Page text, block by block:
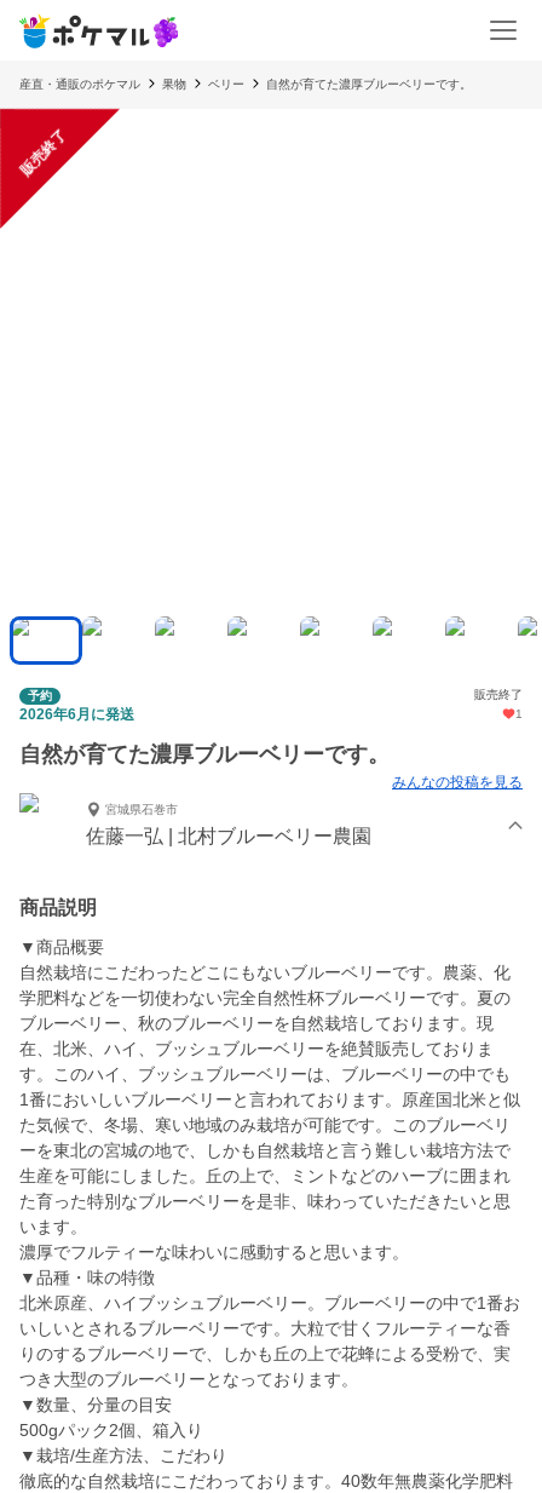
産直・通販のポケマル 果物 ベリー 自然が育てた濃厚ブルーベリーです。
販売終了
予約 販売終了
2026年6月に発送 1
自然が育てた濃厚ブルーベリーです。
みんなの投稿を見る
宮城県石巻市
佐藤一弘 | 北村ブルーベリー農園
商品説明
▼商品概要
自然栽培にこだわったどこにもないブルーベリーです。農薬、化
学肥料などを一切使わない完全自然性杯ブルーベリーです。夏の
ブルーベリー、秋のブルーベリーを自然栽培しております。現
在、北米、ハイ、ブッシュブルーベリーを絶賛販売しておりま
す。このハイ、ブッシュブルーベリーは、ブルーベリーの中でも
1番においしいブルーベリーと言われております。原産国北米と似
た気候で、冬場、寒い地域のみ栽培が可能です。このブルーベリ
ーを東北の宮城の地で、しかも自然栽培と言う難しい栽培方法で
生産を可能にしました。丘の上で、ミントなどのハーブに囲まれ
た育った特別なブルーベリーを是非、味わっていただきたいと思
います。
濃厚でフルティーな味わいに感動すると思います。
▼品種・味の特徴
北米原産、ハイブッシュブルーベリー。ブルーベリーの中で1番お
いしいとされるブルーベリーです。大粒で甘くフルーティーな香
りのするブルーベリーで、しかも丘の上で花蜂による受粉で、実
つき大型のブルーベリーとなっております。
▼数量、分量の目安
500gパック2個、箱入り
▼栽培/生産方法、こだわり
徹底的な自然栽培にこだわっております。40数年無農薬化学肥料